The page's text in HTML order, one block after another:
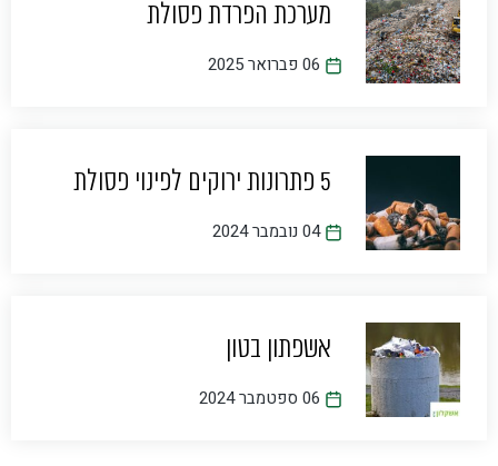
מערכת הפרדת פסולת
5 פתרונות ירוקים לפינוי פסולת
04 נובמבר 2024
אשפתון בטון